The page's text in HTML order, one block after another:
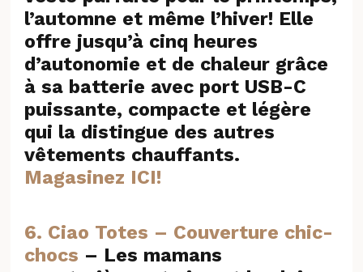
l’automne et même l’hiver! Elle
offre jusqu’à cinq heures
d’autonomie et de chaleur grâce
à sa batterie avec port USB-C
puissante, compacte et légère
qui la distingue des autres
vêtements chauffants.
Magasinez ICI!
6. Ciao Totes – Couverture chic-
chocs – Les mamans